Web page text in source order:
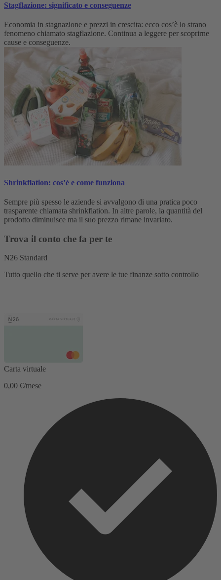
Stagflazione: significato e conseguenze
Economia in stagnazione e prezzi in crescita: ecco cos’è lo strano
fenomeno chiamato stagflazione. Continua a leggere per scoprirne
cause e conseguenze.
Shrinkflation: cos’è e come funziona
Sempre più spesso le aziende si avvalgono di una pratica poco
trasparente chiamata shrinkflation. In altre parole, la quantità del
prodotto diminuisce ma il suo prezzo rimane invariato.
Trova il conto che fa per te
N26 Standard
Tutto quello che ti serve per avere le tue finanze sotto controllo
Carta virtuale
0,00 €/mese